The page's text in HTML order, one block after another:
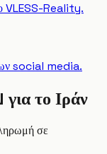
VLESS-Reality.
social media.
το Ιράν
σε